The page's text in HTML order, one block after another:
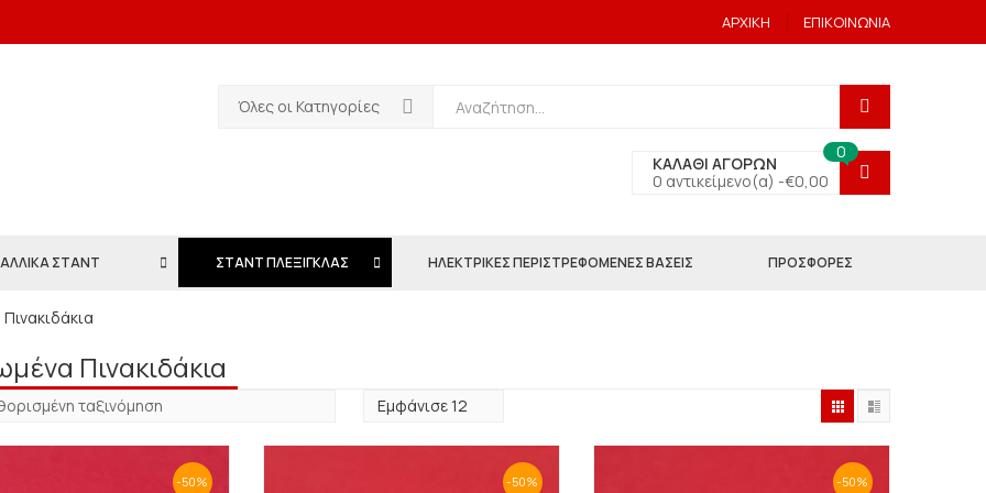
ΑΡΧΙΚΗ ΕΠΙΚΟΙΝΩΝΙΑ
Όλες οι Κατηγορίες
ΚΑΛΑΘΙ ΑΓΟΡΩΝ
0 αντικείμενο(α) -€0,00
0
ΣΤΑΝΤ ΣΤΑΝΤ ΠΛΕΞΙΓΚΛΑΣ ΗΛΕΚΤΡΙΚΕΣ ΠΕΡΙΣΤΡΕΦΟΜΕΝΕΣ ΒΑΣΕΙΣ ΠΡΟΣΦΟΡΕΣ
Πινακιδάκια
-50% -50% -50%